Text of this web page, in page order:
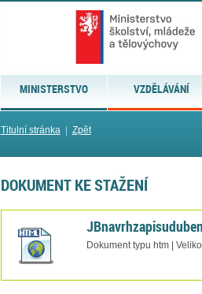
MINISTERSTVO VZDĚLÁVÁNÍ
Titulní stránka| Zpět
DOKUMENT KE STAŽENÍ
Dokument typu htm |